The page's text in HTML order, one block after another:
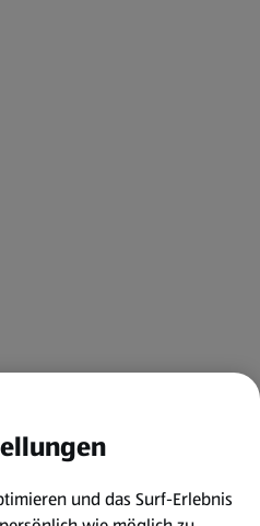
und das Surf-Erlebnis